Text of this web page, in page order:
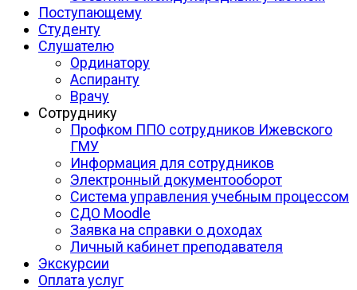
Поступающему
Студенту
Слушателю
Ординатору
Аспиранту
Врачу
Сотруднику
Профком ППО сотрудников Ижевского
ГМУ
Информация для сотрудников
Электронный документооборот
Система управления учебным процессом
СДО Moodle
Заявка на справки о доходах
Личный кабинет преподавателя
Экскурсии
Оплата услуг